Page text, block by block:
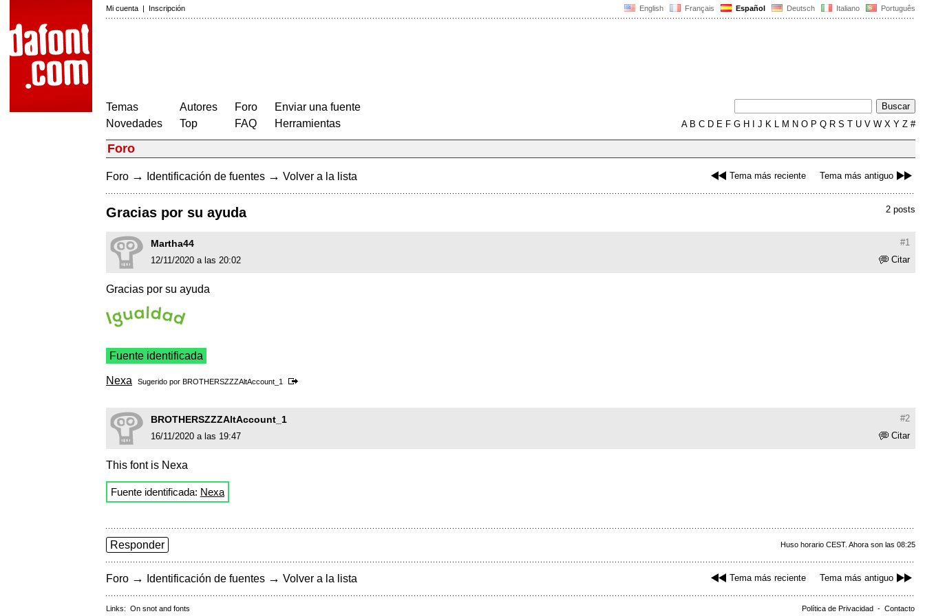
English Français Español Deutsch Italiano Português
Mi cuenta | Inscripción
Temas
Novedades
Autores
Top
Foro
FAQ
Enviar una fuente
Herramientas
AB C D E F G H J K L M N O P Q R S T U V W X Y Z #
Foro
Tema más reciente Tema más antiguo
Foro → Identificación de fuentes → Volver a la lista
2 posts
Gracias por su ayuda
#1
Martha44
Citar
12/11/2020 a las 20:02
Gracias por su ayuda
Fuente identificada
Nexa Sugerido por BROTHERSZZZAltAccount_1
#2
BROTHERSZZZAltAccount_1
Citar
16/11/2020 a las 19:47
This font is Nexa
Fuente identificada: Nexa
Huso horario CEST. Ahora son las 08:25
Responder
Tema más reciente Tema más antiguo
Foro → Identificación de fuentes → Volver a la lista
Política de Privacidad - Contacto
Links: On snot and fonts